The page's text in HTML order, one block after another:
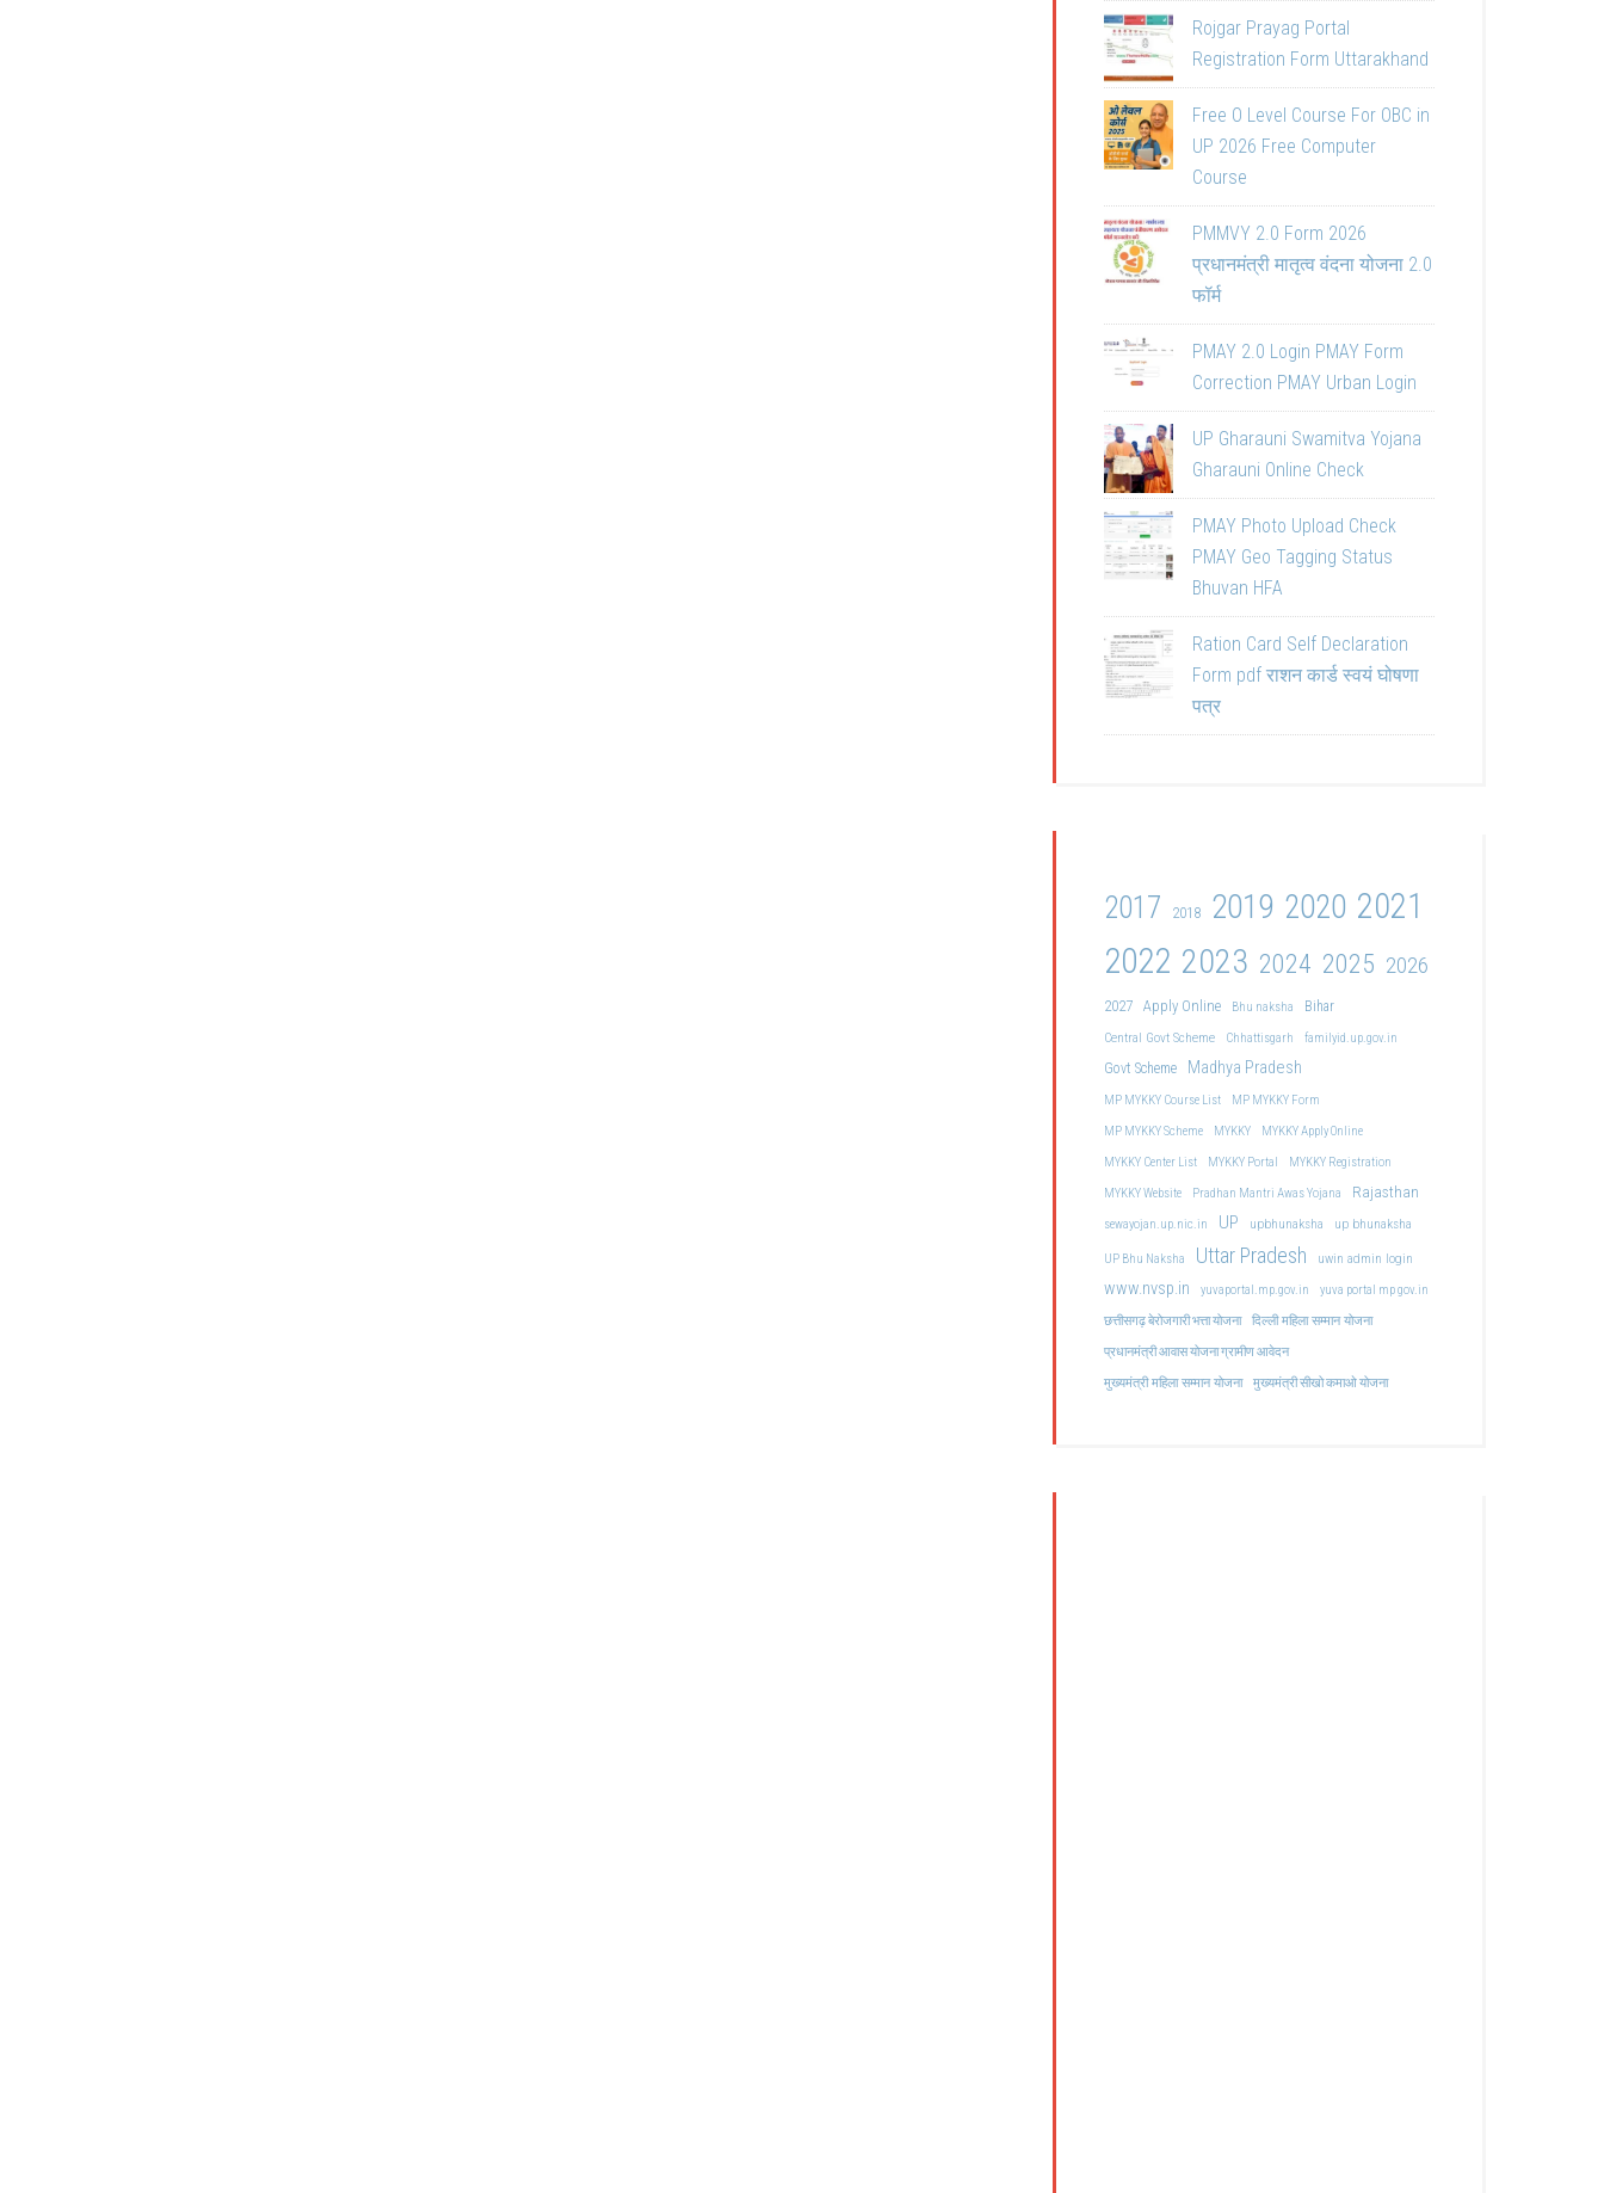
Rojgar Prayag Portal
Registration Form Uttarakhand
Free O Level Course For OBC in
UP 2026 Free Computer
Course
PMMVY 2.0 Form 2026
प्रधानमंत्री मातृत्व वंदना योजना 2.0
फॉर्म
PMAY 2.0 Login PMAY Form
Correction PMAY Urban Login
UP Gharauni Swamitva Yojana
Gharauni Online Check
PMAY Photo Upload Check
PMAY Geo Tagging Status
Bhuvan HFA
Ration Card Self Declaration
Form pdf राशन कार्ड स्वयं घोषणा
पत्र
2017 2018 2019 2020 2021
2022 2023 2024 2025 2026
2027 Apply Online Bhu naksha
Bihar
Central Govt Scheme
Chhattisgarh familyid.up.gov.in
Govt Scheme Madhya Pradesh
MP MYKKY Course List
MP MYKKY Form
MP MYKKY Scheme
MYKKY
MYKKY Apply Online
MYKKY Center List
MYKKY Portal
MYKKY Registration
MYKKY Website
Pradhan Mantri Awas Yojana Rajasthan
sewayojan.up.nic.in UP upbhunaksha up bhunaksha
UP Bhu Naksha Uttar Pradesh uwin admin login
www.nvsp.in yuvaportal.mp.gov.in
yuva portal mp gov.in
छत्तीसगढ़ बेरोजगारी भत्ता योजना
दिल्ली महिला सम्मान योजना
प्रधानमंत्री आवास योजना ग्रामीण आवेदन
मुख्यमंत्री महिला सम्मान योजना मुख्यमंत्री सीखो कमाओ योजना